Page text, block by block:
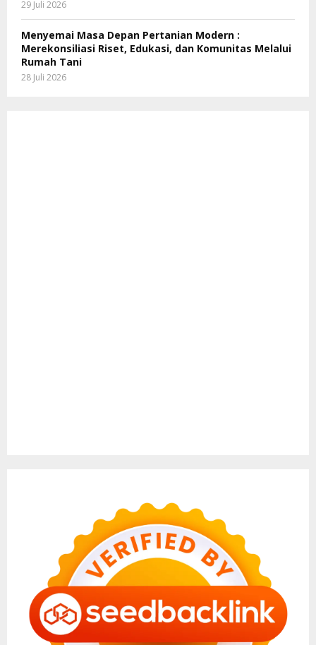
29 Juli 2026
Menyemai Masa Depan Pertanian Modern :
Merekonsiliasi Riset, Edukasi, dan Komunitas Melalui
Rumah Tani
28 Juli 2026